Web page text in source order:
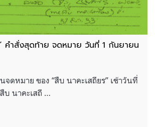
คำสั่งสุดท้าย จดหมาย วันที่ 1 กันยายน
จดหมาย ของ “สืบ นาคะเสถียร” เช้าวันที่
บ นาคะเสถี …